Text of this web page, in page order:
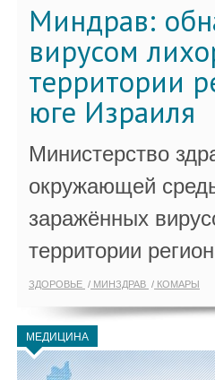
Миндрав:
вирусом
территории
юге Израиля
Министерство
окружающей
заражённых
территории
ЗДОРОВЬЕ МИНЗДРАВ КОМАРЫ
МЕДИЦИНА